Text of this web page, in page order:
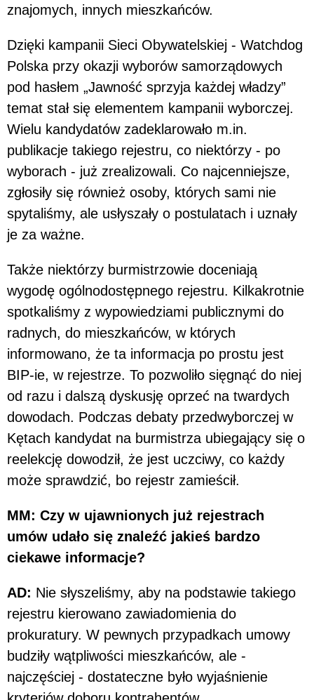
znajomych, innych mieszkańców.
Dzięki kampanii Sieci Obywatelskiej - Watchdog
Polska przy okazji wyborów samorządowych
pod hasłem „Jawność sprzyja każdej władzy”
temat stał się elementem kampanii wyborczej.
Wielu kandydatów zadeklarowało m.in.
publikacje takiego rejestru, co niektórzy - po
wyborach - już zrealizowali. Co najcenniejsze,
zgłosiły się również osoby, których sami nie
spytaliśmy, ale usłyszały o postulatach i uznały
je za ważne.
Także niektórzy burmistrzowie doceniają
wygodę ogólnodostępnego rejestru. Kilkakrotnie
spotkaliśmy z wypowiedziami publicznymi do
radnych, do mieszkańców, w których
informowano, że ta informacja po prostu jest
BIP-ie, w rejestrze. To pozwoliło sięgnąć do niej
od razu i dalszą dyskusję oprzeć na twardych
dowodach. Podczas debaty przedwyborczej w
Kętach kandydat na burmistrza ubiegający się o
reelekcję dowodził, że jest uczciwy, co każdy
może sprawdzić, bo rejestr zamieścił.
MM: Czy w ujawnionych już rejestrach
umów udało się znaleźć jakieś bardzo
ciekawe informacje?
AD: Nie słyszeliśmy, aby na podstawie takiego
rejestru kierowano zawiadomienia do
prokuratury. W pewnych przypadkach umowy
budziły wątpliwości mieszkańców, ale -
najczęściej - dostateczne było wyjaśnienie